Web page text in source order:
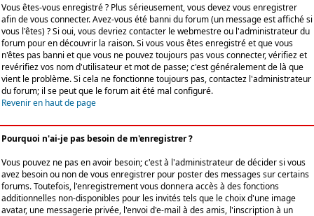
Vous êtes-vous enregistré ? Plus sérieusement, vous devez vous enregistrer
afin de vous connecter. Avez-vous été banni du forum (un message est affiché si
vous l'êtes) ? Si oui, vous devriez contacter le webmestre ou l'administrateur du
forum pour en découvrir la raison. Si vous vous êtes enregistré et que vous
n'êtes pas banni et que vous ne pouvez toujours pas vous connecter, vérifiez et
revérifiez vos nom d'utilisateur et mot de passe; c'est généralement de là que
vient le problème. Si cela ne fonctionne toujours pas, contactez l'administrateur
du forum; il se peut que le forum ait été mal configuré.
Revenir en haut de page
Pourquoi n'ai-je pas besoin de m'enregistrer ?
Vous pouvez ne pas en avoir besoin; c'est à l'administrateur de décider si vous
avez besoin ou non de vous enregistrer pour poster des messages sur certains
forums. Toutefois, l'enregistrement vous donnera accès à des fonctions
additionnelles non-disponibles pour les invités tels que le choix d'une image
avatar, une messagerie privée, l'envoi d'e-mail à des amis, l'inscription à un